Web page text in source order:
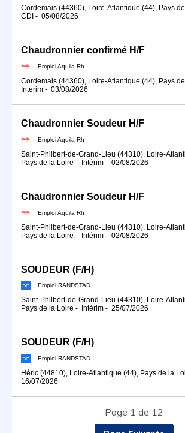
Cordemais (44360), Loire-Atlantique (44), Pays
CDI - 05/08/2026
Chaudronnier confirmé H/F
Emploi Aquila Rh
Cordemais (44360), Loire-Atlantique (44), Pays
Intérim - 03/08/2026
Chaudronnier Soudeur H/F
Emploi Aquila Rh
Saint-Philbert-de-Grand-Lieu (44310), Loire-
Pays de la Loire - Intérim - 02/08/2026
Chaudronnier Soudeur H/F
Emploi Aquila Rh
Saint-Philbert-de-Grand-Lieu (44310), Loire-
Pays de la Loire - Intérim - 02/08/2026
SOUDEUR (F/H)
Emploi RANDSTAD
Saint-Philbert-de-Grand-Lieu (44310), Loire-
Pays de la Loire - Intérim - 25/07/2026
SOUDEUR (F/H)
Emploi RANDSTAD
Héric (44810), Loire-Atlantique (44), Pays de la
16/07/2026
Page 1 de 12